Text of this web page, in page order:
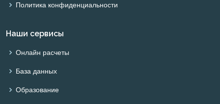
Политика конфиденциальности
Наши сервисы
Онлайн расчеты
База данных
Образование